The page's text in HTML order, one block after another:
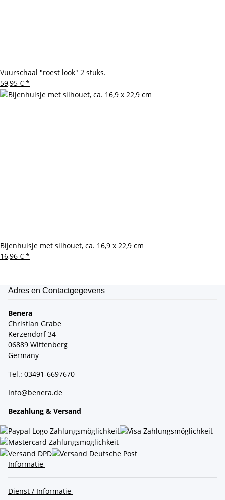
Vuurschaal "roest look" 2 stuks.
59,95 € *
Bijenhuisje met silhouet, ca. 16,9 x 22,9 cm
16,96 € *
Adres en Contactgegevens
Benera
Christian Grabe
Kerzendorf 34
06889 Wittenberg
Germany
Tel.: 03491-6697670
Info@benera.de
Bezahlung & Versand
Informatie
Dienst / Informatie